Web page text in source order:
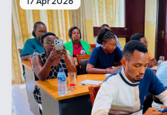
mise en relation, au service d’une
visionnaire et prête à saisir les
au Burundi. Ensemble, nous
entrepreneurial plus fort, inclusif